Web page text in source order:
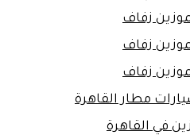
زفاف
زفاف
زفاف
مطار القاهرة
في القاهرة